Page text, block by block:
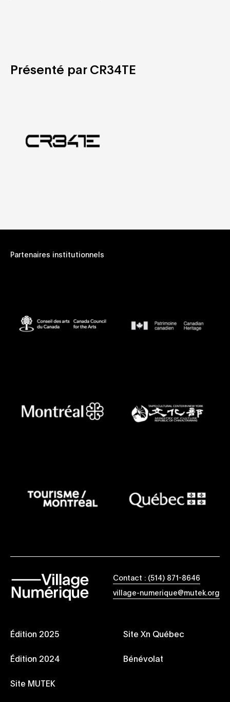
Présenté par CR34TE
Partenaires institutionnels
Édition 2025
Édition 2024
Site MUTEK
Site Xn Québec
Bénévolat
Contact : (514) 871-8646
village-numerique@mutek.org